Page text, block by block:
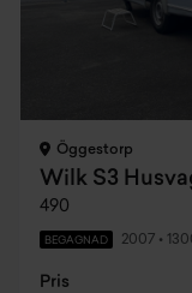
Öggestorp
Wilk S3
490
BEGAGNAD 2007 •
Pris